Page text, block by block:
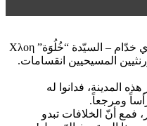
يستاء رسول الأمم الإناء المختار بولس من “الأحزاب” في كنيسة قورنثوس، ويستشيط حزناً للتشرذم حول شخصيّات لها قيمتها، استغلّها الضّعف البشريّ للتفتّت. فها أنّ “حَشَم”- أي خدّام – السيّدة “خُلُوَة” Χλοη
المسيحيين انقسامات.
المدينة، فدانوا له
ومرجعاً.
بارز. ومهما يكن من أمر، فمع أنّ الخلافات تبدو